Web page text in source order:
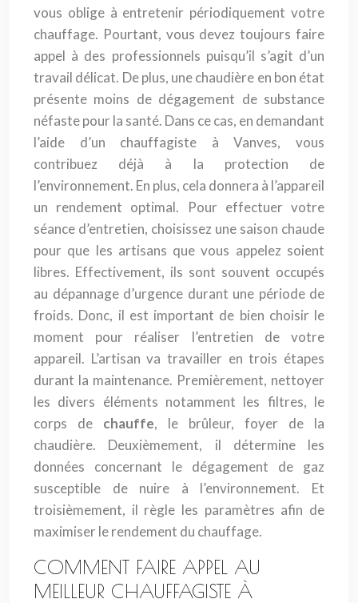
vous oblige à entretenir périodiquement votre
chauffage. Pourtant, vous devez toujours faire
appel à des professionnels puisqu’il s’agit d’un
travail délicat. De plus, une chaudière en bon état
présente moins de dégagement de substance
néfaste pour la santé. Dans ce cas, en demandant
l’aide d’un chauffagiste à Vanves, vous
contribuez déjà à la protection de
l’environnement. En plus, cela donnera à l’appareil
un rendement optimal. Pour effectuer votre
séance d’entretien, choisissez une saison chaude
pour que les artisans que vous appelez soient
libres. Effectivement, ils sont souvent occupés
au dépannage d’urgence durant une période de
froids. Donc, il est important de bien choisir le
moment pour réaliser l’entretien de votre
appareil. L’artisan va travailler en trois étapes
durant la maintenance. Premièrement, nettoyer
les divers éléments notamment les filtres, le
corps de chauffe, le brûleur, foyer de la
chaudière. Deuxièmement, il détermine les
données concernant le dégagement de gaz
susceptible de nuire à l’environnement. Et
troisièmement, il règle les paramètres afin de
maximiser le rendement du chauffage.
COMMENT FAIRE APPEL AU
MEILLEUR CHAUFFAGISTE À